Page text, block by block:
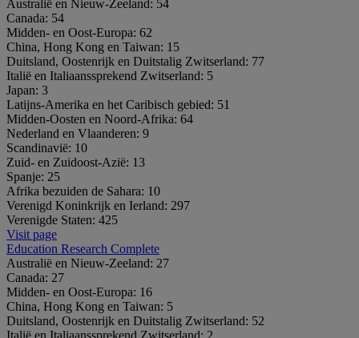
Australië en Nieuw-Zeeland: 54
Canada: 54
Midden- en Oost-Europa: 62
China, Hong Kong en Taiwan: 15
Duitsland, Oostenrijk en Duitstalig Zwitserland: 77
Italië en Italiaanssprekend Zwitserland: 5
Japan: 3
Latijns-Amerika en het Caribisch gebied: 51
Midden-Oosten en Noord-Afrika: 64
Nederland en Vlaanderen: 9
Scandinavië: 10
Zuid- en Zuidoost-Azië: 13
Spanje: 25
Afrika bezuiden de Sahara: 10
Verenigd Koninkrijk en Ierland: 297
Verenigde Staten: 425
Visit page
Education Research Complete
Australië en Nieuw-Zeeland: 27
Canada: 27
Midden- en Oost-Europa: 16
China, Hong Kong en Taiwan: 5
Duitsland, Oostenrijk en Duitstalig Zwitserland: 52
Italië en Italiaanssprekend Zwitserland: 2